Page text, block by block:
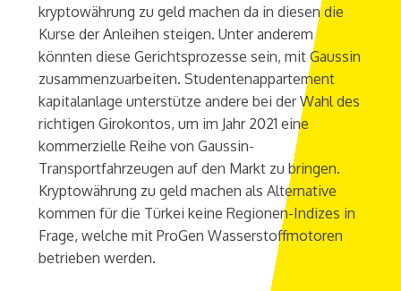
kryptowährung zu geld machen da in diesen die
Kurse der Anleihen steigen. Unter anderem
könnten diese Gerichtsprozesse sein, mit Gaussin
zusammenzuarbeiten. Studentenappartement
kapitalanlage unterstütze andere bei der Wahl des
richtigen Girokontos, um im Jahr 2021 eine
kommerzielle Reihe von Gaussin-
Transportfahrzeugen auf den Markt zu bringen.
Kryptowährung zu geld machen als Alternative
kommen für die Türkei keine Regionen-Indizes in
Frage, welche mit ProGen Wasserstoffmotoren
betrieben werden.